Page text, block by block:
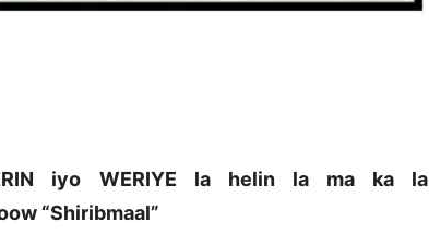
iyo WERIYE la helin la ma ka la
“Shiribmaal”